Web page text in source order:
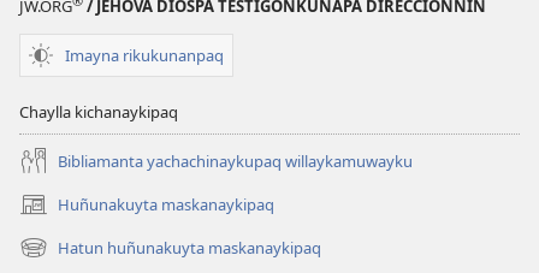
JW.ORG / JEHOVA DIOSPA TESTIGONKUNAPA DIRECCIONNIN
Imayna rikukunanpaq
Chaylla kichanaykipaq
Bibliamanta yachachinaykupaq willaykamuwayku
Huñunakuyta maskanaykipaq
(abre
una
nueva
Hatun huñunakuyta maskanaykipaq
(abre